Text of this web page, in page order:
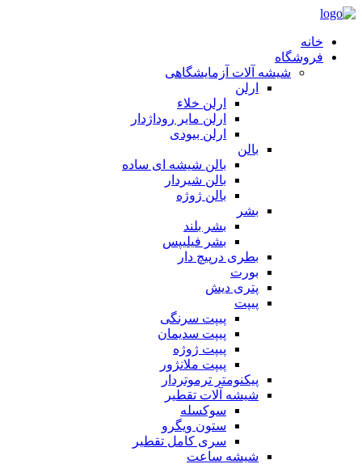
خانه
فروشگاه
شیشه آلات آزمایشگاهی
ارلن
ارلن خلاء
ارلن مایر روداژدار
ارلن بیودی
بالن
بالن شیشه ای ساده
بالن شیردار
بالن ژوژه
بشر
بشر بلند
بشر فیلیپس
بطری درپیچ دار
بورت
پتری دیش
پیپت
پیپت سرنگی
پیپت سدیمان
پیپت ژوژه
پیپت ملانژور
پیکنومتر ترموتردار
شیشه آلات تقطیر
سوکسله
ستون ویگرو
سری کامل تقطیر
شیشه ساعت